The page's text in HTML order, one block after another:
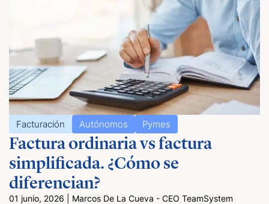
Facturación Autónomos Pymes
Factura ordinaria vs factura
simplificada. ¿Cómo se
diferencian?
01 junio, 2026
Marcos De La Cueva - CEO TeamSystem